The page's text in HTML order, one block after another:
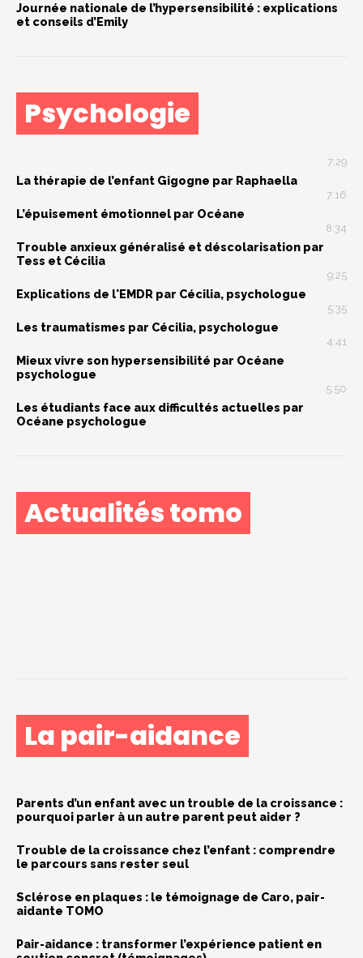
Journée nationale de l’hypersensibilité : explications
et conseils d’Emily
Psychologie
7:29
La thérapie de l’enfant Gigogne par Raphaella
7:16
L’épuisement émotionnel par Océane
8:34
Trouble anxieux généralisé et déscolarisation par
Tess et Cécilia
9:25
Explications de l'EMDR par Cécilia, psychologue
5:35
Les traumatismes par Cécilia, psychologue
4:41
Mieux vivre son hypersensibilité par Océane
psychologue
5:50
Les étudiants face aux difficultés actuelles par
Océane psychologue
Actualités tomo
Et si une start-up pouvait faire bouger les lignes de la
La pair-aidance
Parents d’un enfant avec un trouble de la croissance :
pourquoi parler à un autre parent peut aider ?
Trouble de la croissance chez l’enfant : comprendre
le parcours sans rester seul
Sclérose en plaques : le témoignage de Caro, pair-
aidante TOMO
Pair-aidance : transformer l’expérience patient en